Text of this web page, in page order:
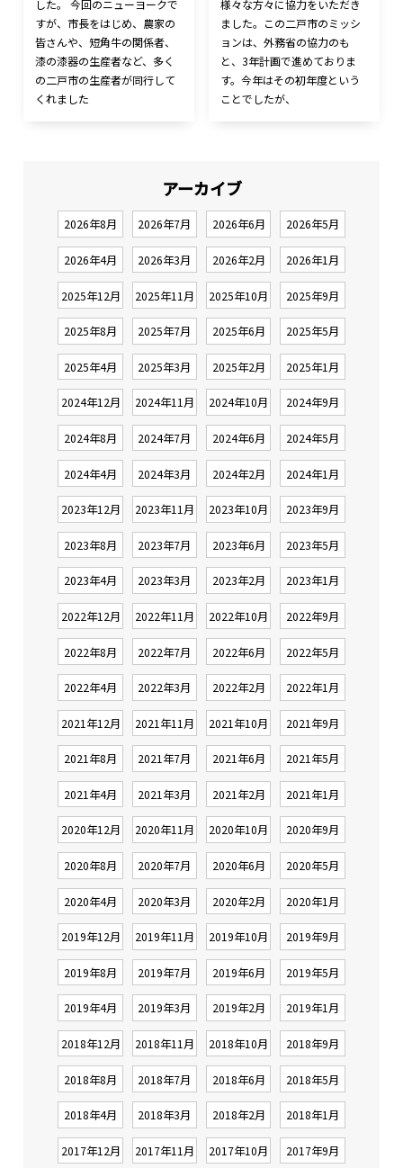
した。 今回のニューヨークで
すが、市長をはじめ、農家の
皆さんや、短角牛の関係者、
漆の漆器の生産者など、多く
の二戸市の生産者が同行して
くれました
様々な方々に協力をいただき
ました。この二戸市のミッシ
ョンは、外務省の協力のも
と、3年計画で進めておりま
す。今年はその初年度という
ことでしたが、
アーカイブ
2026年8月 2026年7月 2026年6月 2026年5月
2026年4月 2026年3月 2026年2月 2026年1月
2025年12月 2025年11月 2025年10月 2025年9月
2025年8月 2025年7月 2025年6月 2025年5月
2025年4月 2025年3月 2025年2月 2025年1月
2024年12月 2024年11月 2024年10月 2024年9月
2024年8月 2024年7月 2024年6月 2024年5月
2024年4月 2024年3月 2024年2月 2024年1月
2023年12月 2023年11月 2023年10月 2023年9月
2023年8月 2023年7月 2023年6月 2023年5月
2023年4月 2023年3月 2023年2月 2023年1月
2022年12月 2022年11月 2022年10月 2022年9月
2022年8月 2022年7月 2022年6月 2022年5月
2022年4月 2022年3月 2022年2月 2022年1月
2021年12月 2021年11月 2021年10月 2021年9月
2021年8月 2021年7月 2021年6月 2021年5月
2021年4月 2021年3月 2021年2月 2021年1月
2020年12月 2020年11月 2020年10月 2020年9月
2020年8月 2020年7月 2020年6月 2020年5月
2020年4月 2020年3月 2020年2月 2020年1月
2019年12月 2019年11月 2019年10月 2019年9月
2019年8月 2019年7月 2019年6月 2019年5月
2019年4月 2019年3月 2019年2月 2019年1月
2018年12月 2018年11月 2018年10月 2018年9月
2018年8月 2018年7月 2018年6月 2018年5月
2018年4月 2018年3月 2018年2月 2018年1月
2017年12月 2017年11月 2017年10月 2017年9月